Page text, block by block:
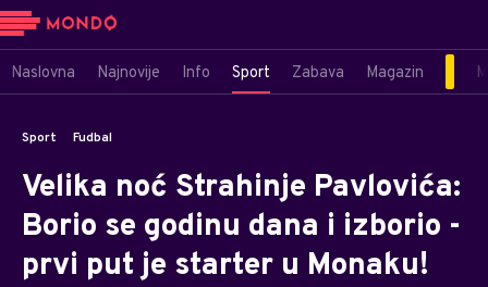
Naslovna Najnovije Info Sport Zabava Magazin
Sport Fudbal
Velika noć Strahinje Pavlovića:
Borio se godinu dana i izborio -
prvi put je starter u Monaku!